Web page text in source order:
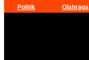
Politik
Olahraga